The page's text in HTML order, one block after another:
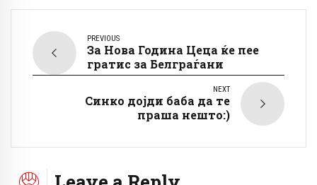
PREVIOUS
За Нова Година Цеца ќе пее
гратис за Белграѓани
NEXT
Синко дојди баба да те
праша нешто:)